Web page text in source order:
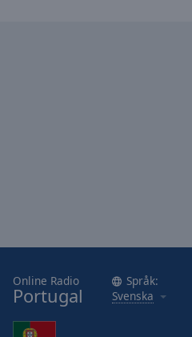
Online Radio
Portugal
Språk:
Svenska